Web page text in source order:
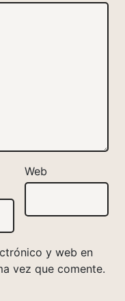
Web
y web en
vez que comente.